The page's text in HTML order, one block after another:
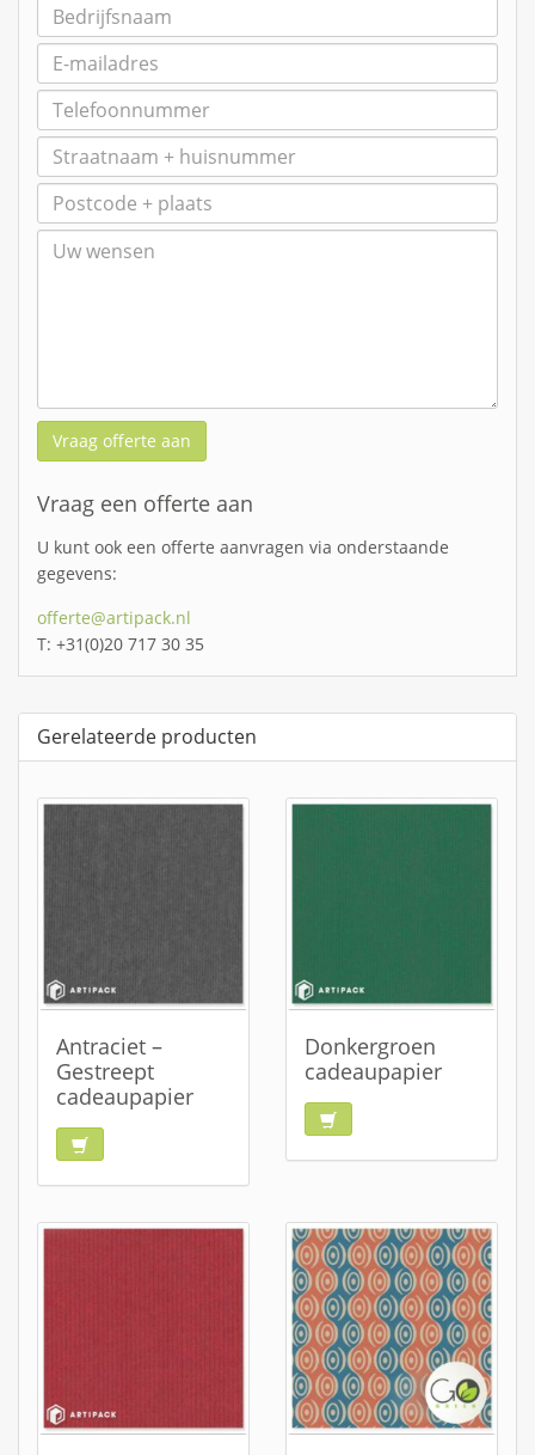
Vraag offerte aan
Vraag een offerte aan
U kunt ook een offerte aanvragen via onderstaande
gegevens:
offerte@artipack.nl
T: +31(0)20 717 30 35
Gerelateerde producten
Antraciet –
Gestreept
cadeaupapier
Donkergroen
cadeaupapier